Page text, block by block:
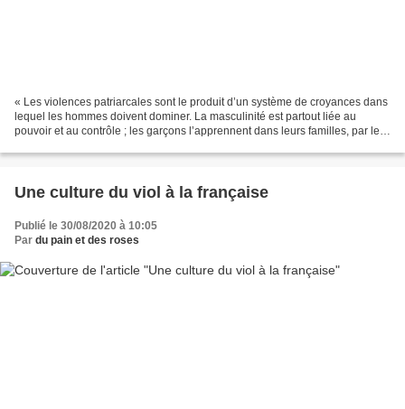
« Les violences patriarcales sont le produit d’un système de croyances dans
lequel les hommes doivent dominer. La masculinité est partout liée au
pouvoir et au contrôle ; les garçons l’apprennent dans leurs familles, par les
Une culture du viol à la française
Publié le 30/08/2020 à 10:05
Par du pain et des roses